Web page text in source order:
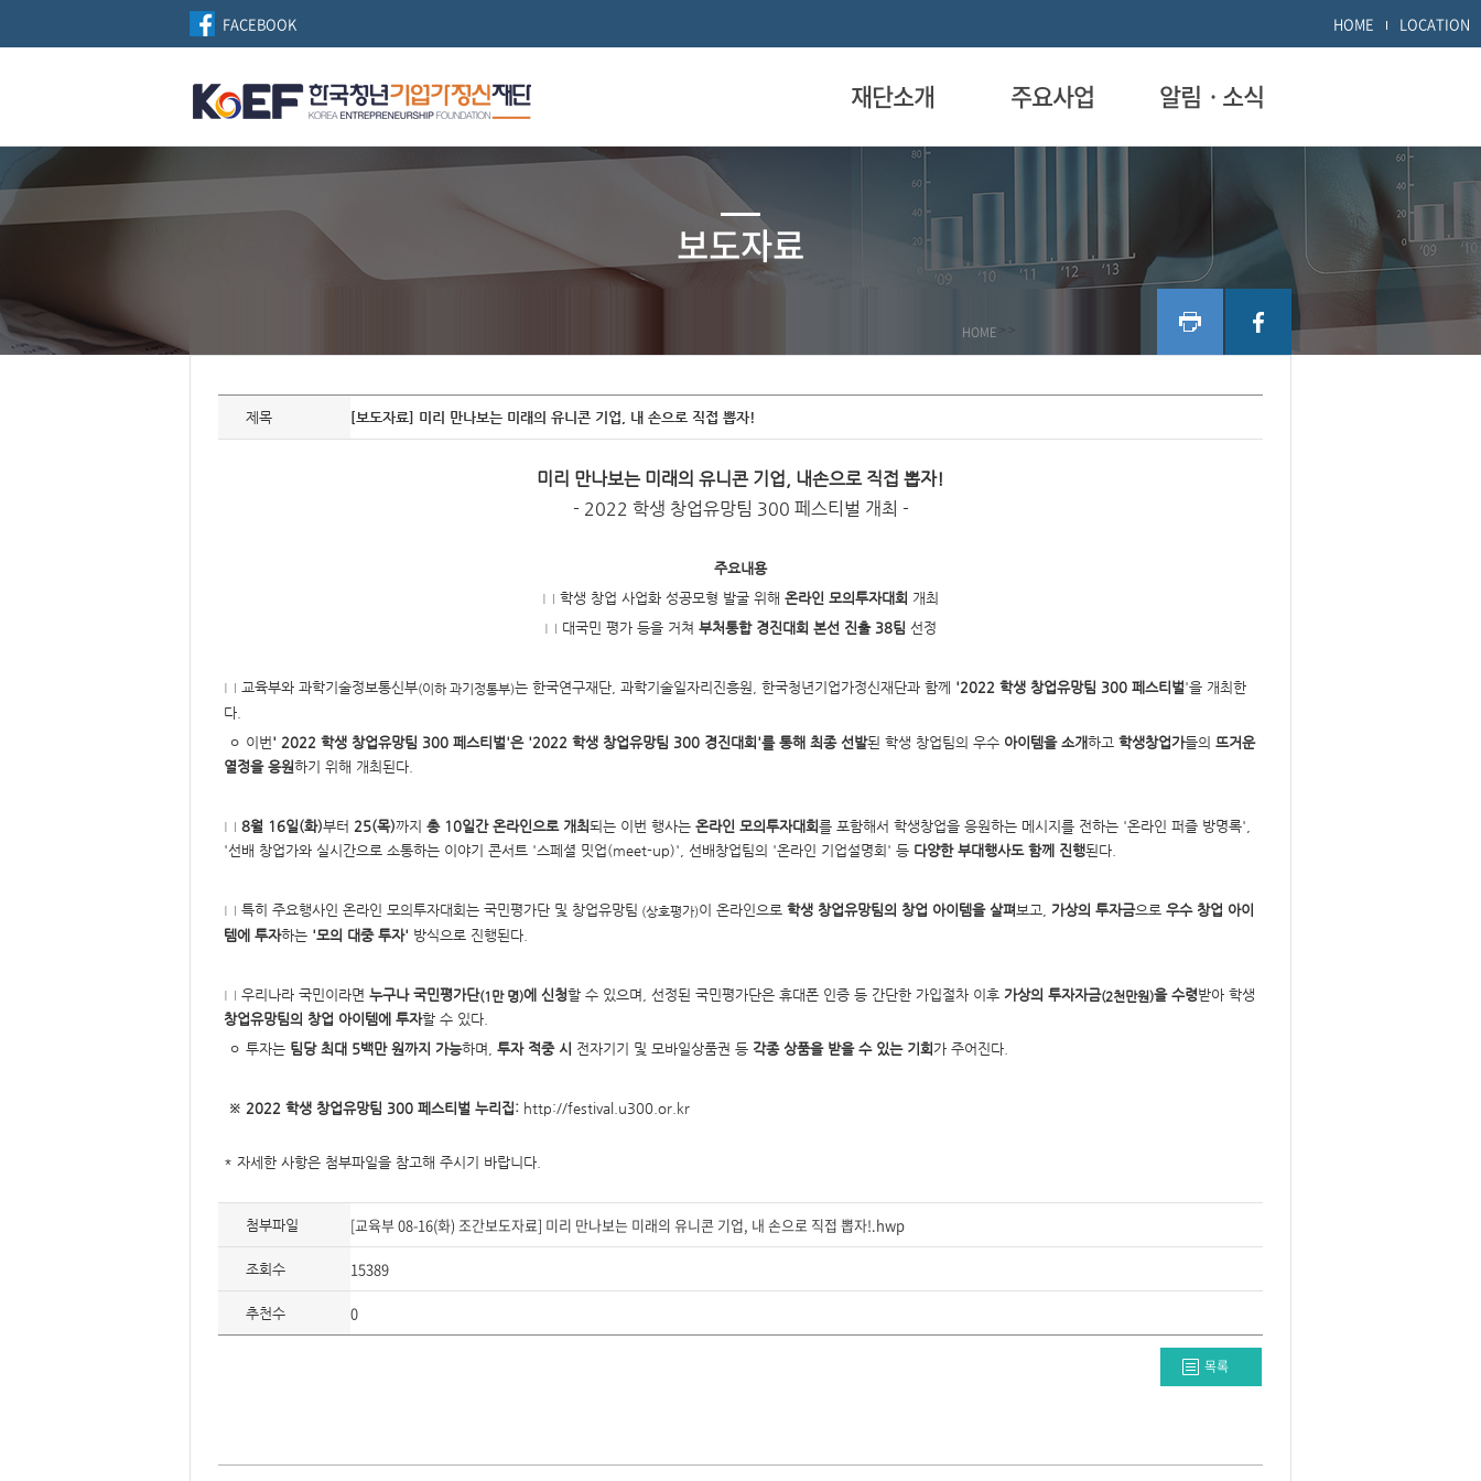
FACEBOOK HOME LOCATION
재단소개 주요사업 알림ㆍ소식
보도자료
HOME > >
자
보
자/
작
성
도,
대
미
지,
첨
출
처,
저
작
형
제목 [보도자료] 미리 만나보는 미래의 유니콘 기업, 내 손으로 직접 뽑자!
미리 만나보는 미래의 유니콘 기업, 내손으로 직접 뽑자!
- 2022 학생 창업유망팀 300 페스티벌 개최 -
주요내용
□ 학생 창업 사업화 성공모형 발굴 위해 온라인 모의투자대회 개최
□ 대국민 평가 등을 거쳐 부처통합 경진대회 본선 진출 38팀 선정
□ 교육부와 과학기술정보통신부(이하 과기정통부)는 한국연구재단, 과학기술일자리진흥원, 한국청년기업가정신재단과 함께 '2022 학생 창업유망팀 300 페스티벌'을 개최한
다.
ㅇ 이번 ' 2022 학생 창업유망팀 300 페스티벌'은 '2022 학생 창업유망팀 300 경진대회'를 통해 최종 선발된 학생 창업팀의 우수 아이템을 소개하고 학생창업가들의 뜨거운
열정을 응원하기 위해 개최된다.
□ 8월 16일(화)부터 25(목)까지 총 10일간 온라인으로 개최되는 이번 행사는 온라인 모의투자대회를 포함해서 학생창업을 응원하는 메시지를 전하는 '온라인 퍼즐 방명록',
'선배 창업가와 실시간으로 소통하는 이야기 콘서트 '스페셜 밋업(meet-up)', 선배창업팀의 '온라인 기업설명회' 등 다양한 부대행사도 함께 진행된다.
□ 특히 주요행사인 온라인 모의투자대회는 국민평가단 및 창업유망팀 (상호평가)이 온라인으로 학생 창업유망팀의 창업 아이템을 살펴 보고, 가상의 투자금으로 우수 창업 아이
템에 투자하는 '모의 대중 투자' 방식으로 진행된다.
□ 우리나라 국민이라면 누구나 국민평가단(1만 명)에 신청할 수 있으며, 선정된 국민평가단은 휴대폰 인증 등 간단한 가입절차 이후 가상의 투자자금(2천만원)을 수령받아 학생
창업유망팀의 창업 아이템에 투자할 수 있다.
ㅇ 투자는 팀당 최대 5백만 원까지 가능하며, 투자 적중 시 전자기기 및 모바일상품권 등 각종 상품을 받을 수 있는 기회 가 주어진다.
※ 2022 학생 창업유망팀 300 페스티벌 누리집: http://festival.u300.or.kr
* 자세한 사항은 첨부파일을 참고해 주시기 바랍니다.
첨부파일 [교육부 08-16(화) 조간보도자료] 미리 만나보는 미래의 유니콘 기업, 내 손으로 직접 뽑자!.hwp
조회수 15389
추천수 0
목록
이